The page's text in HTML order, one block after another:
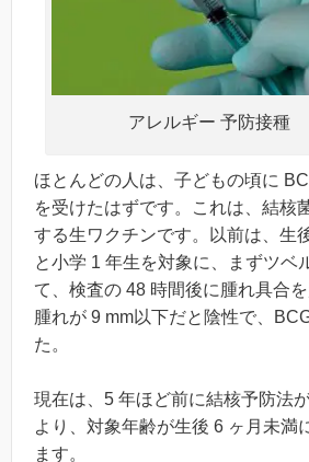
アレルギー 予防接種
ほとんどの人は、子どもの頃に
を受けたはずです。これは、結核
する生ワクチンです。以前は、生
と小学 1 年生を対象に、まずツベ
て、検査の 48 時間後に腫れ具合
腫れが 9 mm以下だと陰性で、
た。
現在は、5 年ほど前に結核予防法
より、対象年齢が生後 6 ヶ月未満
ます。